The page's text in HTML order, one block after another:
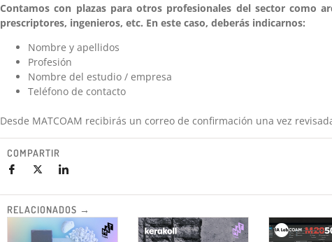
Contamos con plazas para otros profesionales del sector como
prescriptores, ingenieros, etc. En este caso, deberás indicarnos:
Nombre y apellidos
Profesión
Nombre del estudio / empresa
Teléfono de contacto
Desde MATCOAM recibirás un correo de confirmación una vez
COMPARTIR
RELACIONADOS →